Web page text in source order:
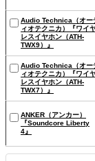
Audio Technica（オー
ィオテクニカ）『ワイ
レスイヤホン（ATH-
TWX9）』
Audio Technica（オー
ィオテクニカ）『ワイ
レスイヤホン（ATH-
TWX7）』
ANKER（アンカー）
『Soundcore Liberty
4』